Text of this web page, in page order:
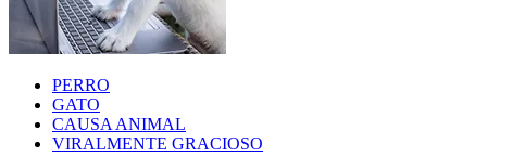
PERRO
GATO
CAUSA ANIMAL
VIRALMENTE GRACIOSO